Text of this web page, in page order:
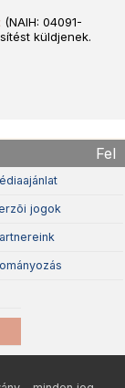
(NAIH: 04091-
küldjenek.
Fel
jogok